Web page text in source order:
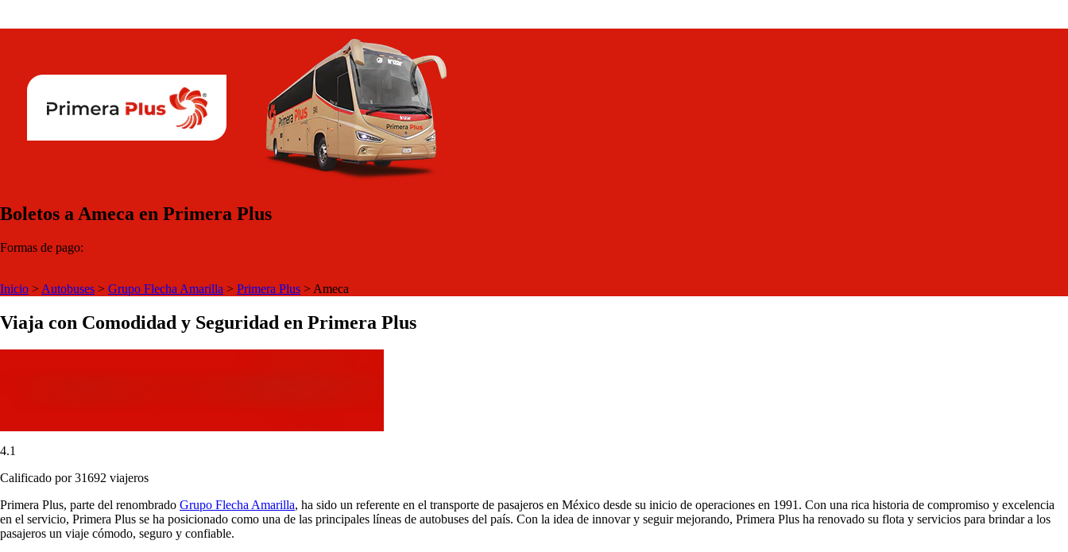
Boletos a Ameca en Primera Plus
Formas de pago:
Inicio > Autobuses > Grupo Flecha Amarilla > Primera Plus > Ameca
Viaja con Comodidad y Seguridad en Primera Plus
4.1
Calificado por 31692 viajeros
Primera Plus, parte del renombrado Grupo Flecha Amarilla, ha sido un referente en el transporte de pasajeros en México desde su inicio de operaciones en 1991. Con una rica historia de compromiso y excelencia
en el servicio, Primera Plus se ha posicionado como una de las principales líneas de autobuses del país. Con la idea de innovar y seguir mejorando, Primera Plus ha renovado su flota y servicios para brindar a los
pasajeros un viaje cómodo, seguro y confiable.